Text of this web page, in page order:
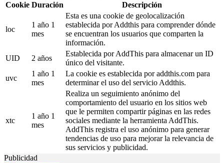
Cookie Duración Descripción
loc
1 año 1
mes
Esta es una cookie de geolocalización
establecida por Addthis para comprender dónde
se encuentran los usuarios que comparten la
información.
UID
2 años
Establecida por AddThis para almacenar un ID
único del visitante.
uvc
1 año 1
mes
La cookie es establecida por addthis.com para
determinar el uso del servicio Addthis.
xtc
1 año 1
mes
Realiza un seguimiento anónimo del
comportamiento del usuario en los sitios web
que le permiten compartir páginas en las redes
sociales mediante la herramienta AddThis.
AddThis registra el uso anónimo para generar
tendencias de uso para mejorar la relevancia de
sus servicios y publicidad.
Publicidad